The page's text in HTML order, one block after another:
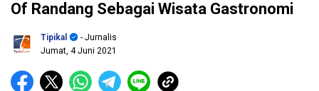
Of Randang Sebagai Wisata Gastronomi
Tipikal
- Jurnalis
Jumat, 4 Juni 2021